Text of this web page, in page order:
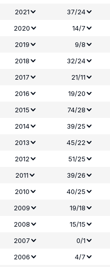
2021
37/24
2020
14/7
2019
9/8
2018 32/24
2017
21/11
2016 19/20
2015
74/28
2014
39/25
2013
45/22
2012
51/25
2011
39/26
2010
40/25
2009
19/18
2008
15/15
2007
0/1
2006 4/7